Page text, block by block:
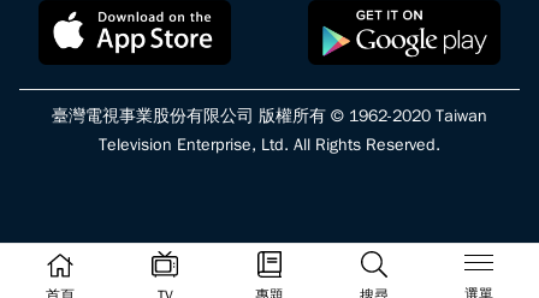
臺灣電視事業股份有限公司 版權所有 © 1962-2020 Taiwan
Television Enterprise, Ltd. All Rights Reserved.